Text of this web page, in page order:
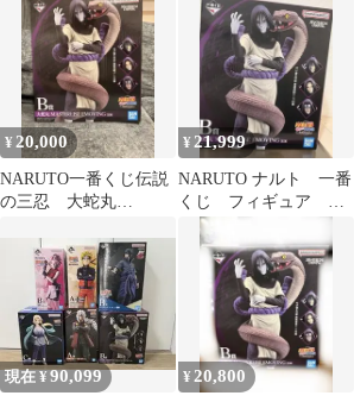
¥ 20,000
NARUTO一番くじ伝説
の三忍 大蛇丸
EMOVING
¥ 21,999
NARUTO ナルト 一番
くじ フィギュア 大
蛇丸
現在 ¥90,099 ¥ 20,800